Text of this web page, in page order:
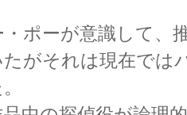
ポーが意識して、
がそれは現在では